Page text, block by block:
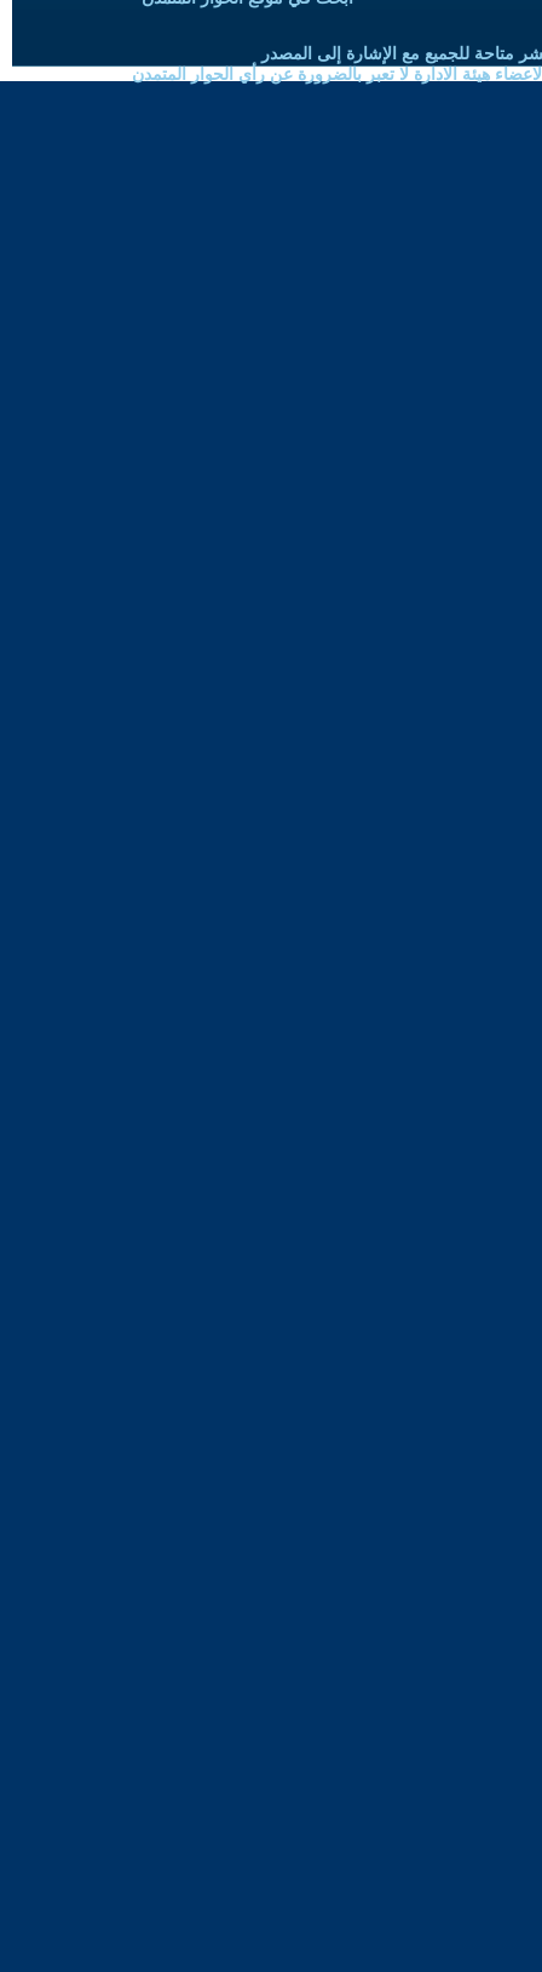
متاحة للجميع مع الإشارة إلى المصدر
هيئة الادارة لا تعبر بالضرورة عن رأي الحوار المتمدن